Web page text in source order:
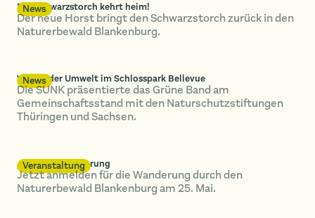
News
Der Schwarzstorch kehrt heim!
Der neue Horst bringt den Schwarzstorch zurück in den
Naturerbewald Blankenburg.
News
Woche der Umwelt im Schlosspark Bellevue
Die SUNK präsentierte das Grüne Band am
Gemeinschaftsstand mit den Naturschutzstiftungen
Thüringen und Sachsen.
Veranstaltung
Jubiläumswanderung
Jetzt anmelden für die Wanderung durch den
Naturerbewald Blankenburg am 25. Mai.